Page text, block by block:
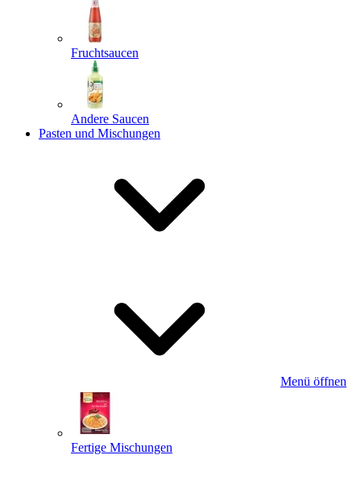
Fruchtsaucen
Andere Saucen
Pasten und Mischungen
Menü öffnen
Fertige Mischungen